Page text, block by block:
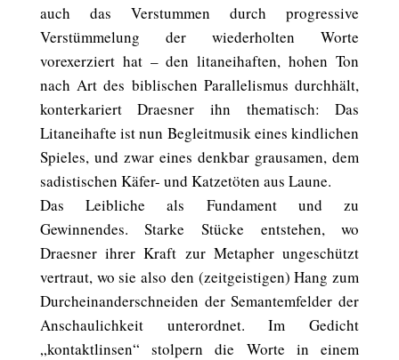
auch das Verstummen durch progressive
Verstümmelung der wiederholten Worte
vorexerziert hat – den litaneihaften, hohen Ton
nach Art des biblischen Parallelismus durchhält,
konterkariert Draesner ihn thematisch: Das
Litaneihafte ist nun Begleitmusik eines kindlichen
Spieles, und zwar eines denkbar grausamen, dem
sadistischen Käfer- und Katzetöten aus Laune.
Das Leibliche als Fundament und zu
Gewinnendes. Starke Stücke entstehen, wo
Draesner ihrer Kraft zur Metapher ungeschützt
vertraut, wo sie also den (zeitgeistigen) Hang zum
Durcheinanderschneiden der Semantemfelder der
Anschaulichkeit unterordnet. Im Gedicht
„kontaktlinsen“ stolpern die Worte in einem